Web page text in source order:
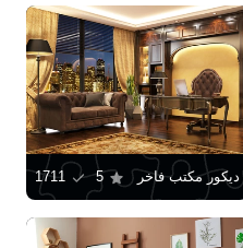
ديكور مكتب فاخر 5
1711